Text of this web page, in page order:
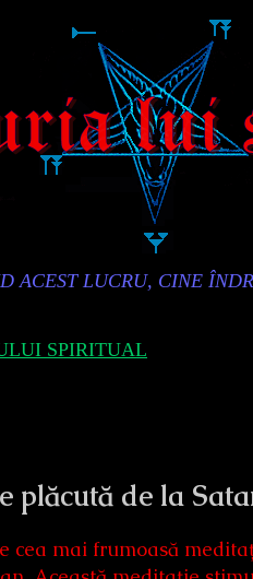
LUCRU, CINE
SPIRITUAL
plăcută de la
cea mai frumoasă